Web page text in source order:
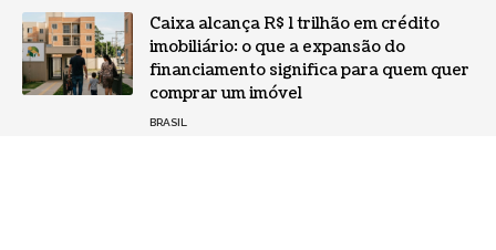
Caixa alcança R$ 1 trilhão em crédito
imobiliário: o que a expansão do
financiamento significa para quem quer
comprar um imóvel
BRASIL